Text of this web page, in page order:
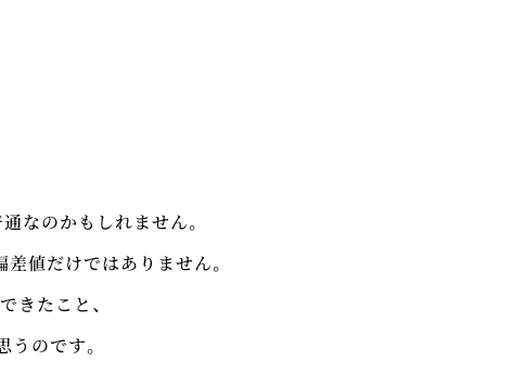
通なのかもしれません。
差値だけではありません。
きたこと、
のです。